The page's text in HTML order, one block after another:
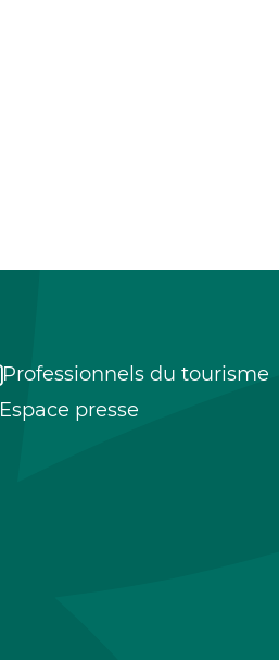
Professionnels du tourisme
Espace presse